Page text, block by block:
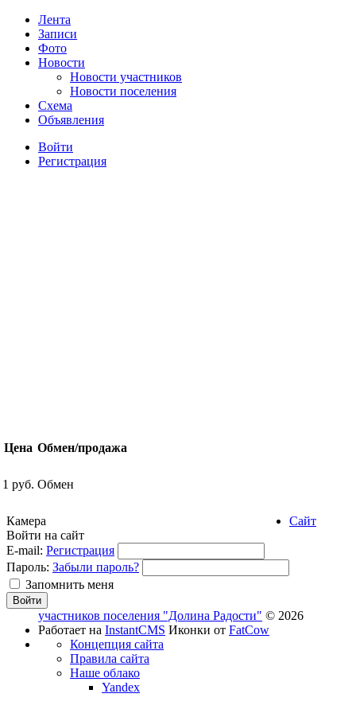
Лента
Записи
Фото
Новости
Новости участников
Новости поселения
Схема
Объявления
Войти
Регистрация
Цена Обмен/продажа
1 руб. Обмен
Камера
Войти на сайт
E-mail: Регистрация
Пароль: Забыли пароль?
Запомнить меня
Сайт
участников поселения "Долина Радости" © 2026
Работает на InstantCMS Иконки от FatCow
Концепция сайта
Правила сайта
Наше облако
Yandex